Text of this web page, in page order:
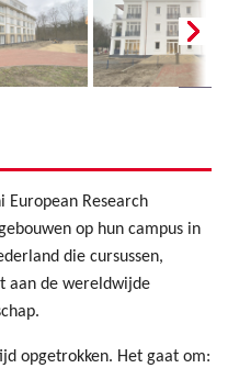
European Research
op hun campus in
die cursussen,
aan de wereldwijde
opgetrokken. Het gaat om: